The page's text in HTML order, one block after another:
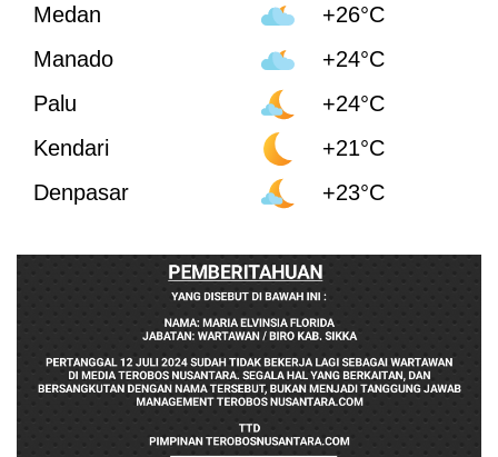
Medan
+26°C
Manado
+24°C
Palu
+24°C
Kendari
+21°C
Denpasar
+23°C